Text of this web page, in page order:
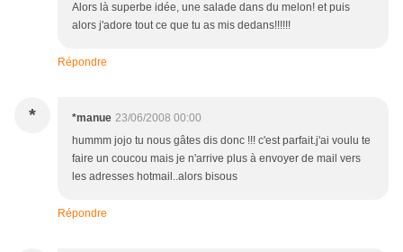
Alors là superbe idée, une salade dans du melon! et puis
alors j'adore tout ce que tu as mis dedans!!!!!!
Répondre
* *manue 23/06/2008 00:00
hummm jojo tu nous gâtes dis donc !!! c'est parfait.j'ai voulu te
faire un coucou mais je n'arrive plus à envoyer de mail vers
les adresses hotmail..alors bisous
Répondre